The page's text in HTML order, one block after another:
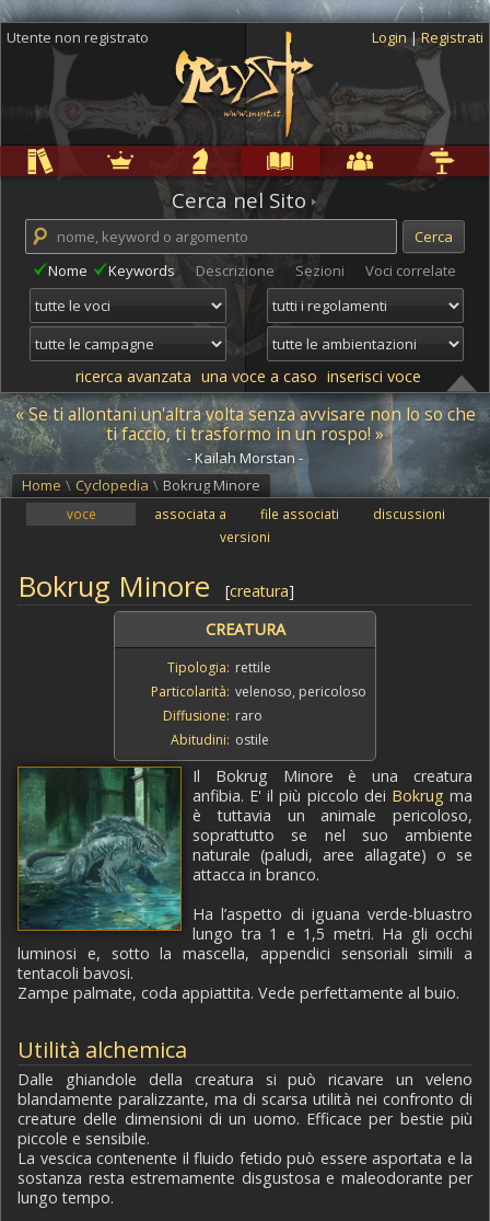
Utente non registrato Login |Registrati
Cerca nel Sito
Nome Keywords Descrizione Sezioni Voci correlate
ricerca avanzata una voce a caso inserisci voce
« Se ti allontani un'altra volta senza avvisare non lo so che
ti faccio, ti trasformo in un rospo! »
- Kailah Morstan -
Home \ Cyclopedia \ Bokrug Minore
voce associata a file associati
discussioni
versioni
Bokrug Minore [creatura]
CREATURA
Tipologia: rettile
Particolarità: velenoso, pericoloso
Diffusione: raro
Abitudini: ostile
Il Bokrug Minore è una creatura
anfibia. E' il più piccolo dei Bokrug ma
è tuttavia un animale pericoloso,
soprattutto se nel suo ambiente
naturale (paludi, aree allagate) o se
attacca in branco.
Ha l’aspetto di iguana verde-bluastro
lungo tra 1 e 1,5 metri. Ha gli occhi
luminosi e, sotto la mascella, appendici sensoriali simili a
tentacoli bavosi.
Zampe palmate, coda appiattita. Vede perfettamente al buio.
Utilità alchemica
Dalle ghiandole della creatura si può ricavare un veleno
blandamente paralizzante, ma di scarsa utilità nei confronto di
creature delle dimensioni di un uomo. Efficace per bestie più
piccole e sensibile.
La vescica contenente il fluido fetido può essere asportata e la
sostanza resta estremamente disgustosa e maleodorante per
lungo tempo.